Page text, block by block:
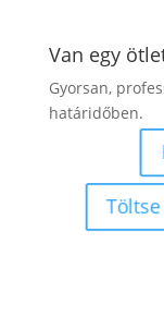
Van egy
Gyorsan,
határidőben.